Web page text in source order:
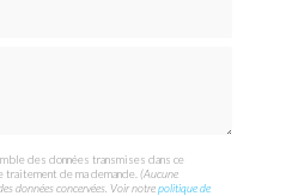
des données transmises dans ce
de ma demande.(Aucune
données concervées. Voir notrepolitique de